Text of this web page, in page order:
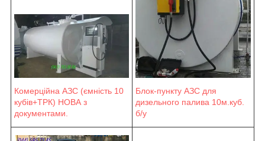
Комерційна АЗС (ємність 10
кубів+ТРК) НОВА з
документами.
Блок-пункту АЗС для
дизельного палива 10м.куб.
б/у